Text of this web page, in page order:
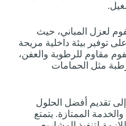
لعزل المباني، حيث
توفير بيئة داخلية مريحة
مقاوم للرطوبة والعفن،
مثل الحمامات
تقديم أفضل الحلول
الممتازة. يتمتع